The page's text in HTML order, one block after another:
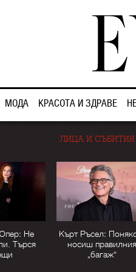
МОДА КРАСОТА И ЗДРАВЕ
ЛИЦА И СЪБИТИЯ
Не
Търся
Кърт Ръсел:
носиш правилния
„багаж“